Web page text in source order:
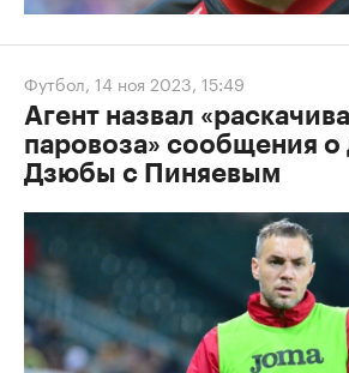
Футбол, 14 ноя 2023, 15:49
Агент назвал
паровоза» сообщения о
Дзюбы с Пиняевым